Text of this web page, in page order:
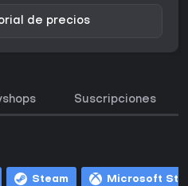
de precios
Suscripciones
Steam Microsoft